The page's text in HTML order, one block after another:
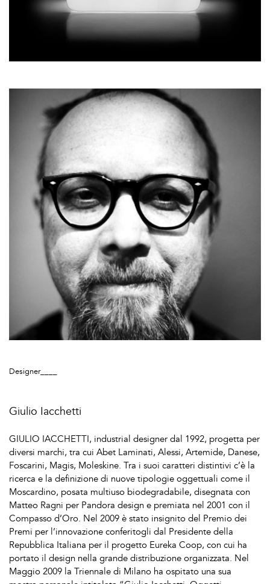
Designer____
Giulio Iacchetti
GIULIO IACCHETTI, industrial designer dal 1992, progetta per
diversi marchi, tra cui Abet Laminati, Alessi, Artemide, Danese,
Foscarini, Magis, Moleskine. Tra i suoi caratteri distintivi c’è la
ricerca e la definizione di nuove tipologie oggettuali come il
Moscardino, posata multiuso biodegradabile, disegnata con
Matteo Ragni per Pandora design e premiata nel 2001 con il
Compasso d’Oro. Nel 2009 è stato insignito del Premio dei
Premi per l’innovazione conferitogli dal Presidente della
Repubblica Italiana per il progetto Eureka Coop, con cui ha
portato il design nella grande distribuzione organizzata. Nel
Maggio 2009 la Triennale di Milano ha ospitato una sua